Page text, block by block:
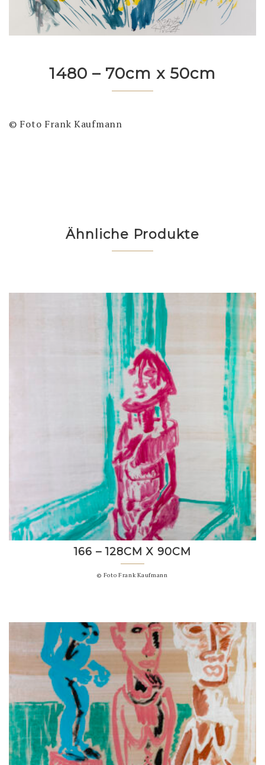
1480 – 70cm x 50cm
© Foto Frank Kaufmann
Ähnliche Produkte
166 – 128CM X 90CM
© Foto Frank Kaufmann